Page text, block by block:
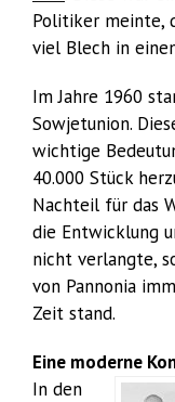
Politiker meinte,
viel Blech in
Im Jahre 1960
Sowjetunion.
wichtige
40.000 Stück
Nachteil für das
die Entwicklung
nicht verlangte,
von Pannonia
Zeit stand.
Eine moderne
In den